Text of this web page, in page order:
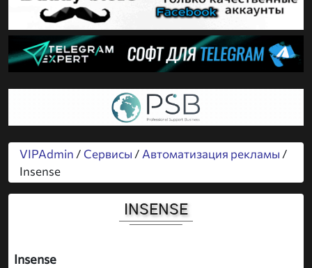
VIPAdmin / Сервисы / Автоматизация рекламы /
Insense
INSENSE
Insense